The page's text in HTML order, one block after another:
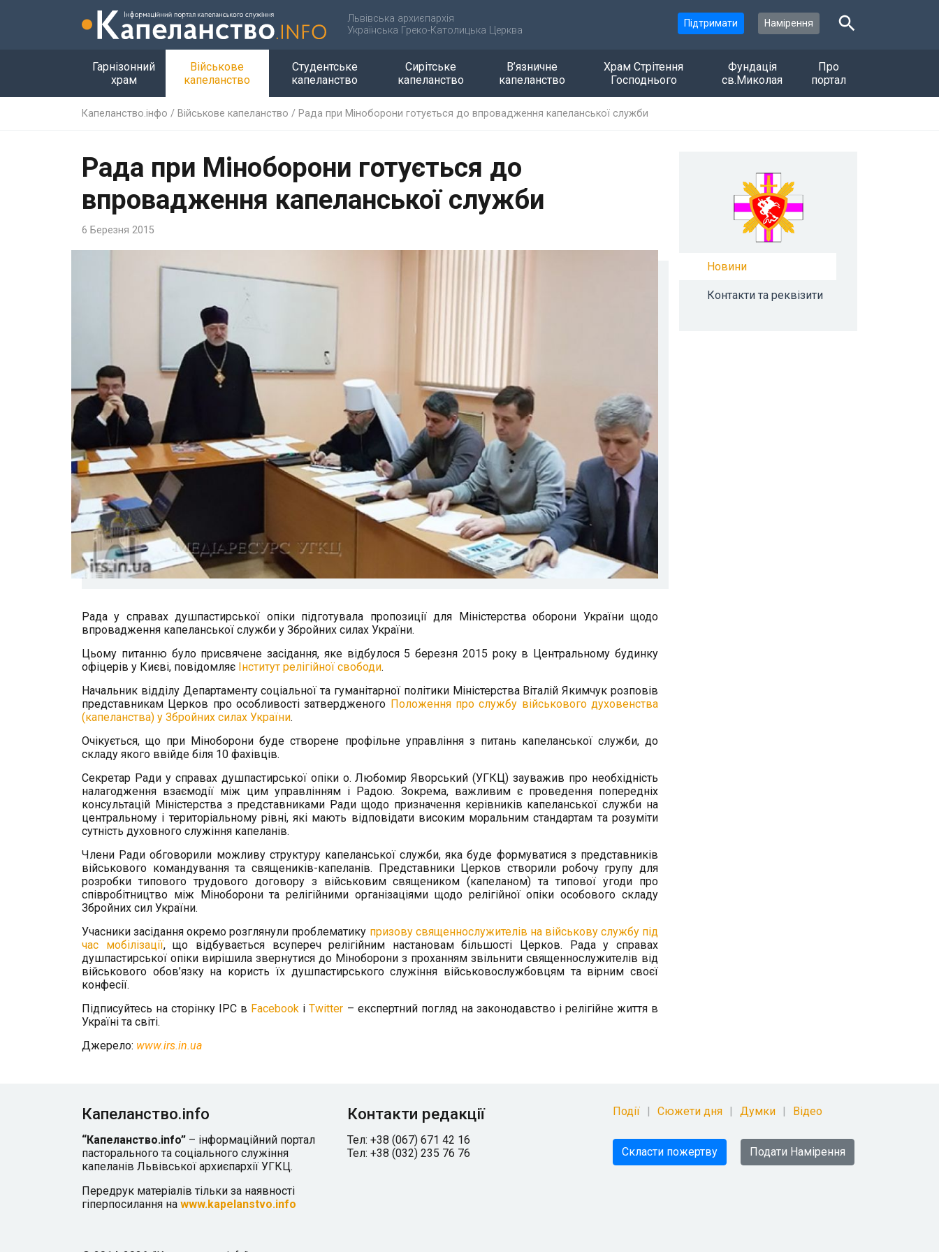
Львівська архиєпархія
Українська Греко-Католицька Церква
Підтримати Намірення
Гарнізонний
храм
Військове
капеланство
Студентське
капеланство
Сирітське
капеланство
В’язничне
капеланство
Храм Стрітення
Господнього
Фундація
св.Миколая
Про
портал
Капеланство.інфо / Військове капеланство / Рада при Міноборони готується до впровадження капеланської служби
Рада при Міноборони готується до
впровадження капеланської служби
6 Березня 2015
Рада у справах душпастирської опіки підготувала пропозиції для Міністерства оборони України щодо
впровадження капеланської служби у Збройних cилах України.
Цьому питанню було присвячене засідання, яке відбулося 5 березня 2015 року в Центральному будинку
офіцерів у Києві, повідомляє Інститут релігійної свободи.
Начальник відділу Департаменту соціальної та гуманітарної політики Міністерства Віталій Якимчук розповів
представникам Церков про особливості затвердженого Положення про службу військового духовенства
(капеланства) у Збройних силах України.
Очікується, що при Міноборони буде створене профільне управління з питань капеланської служби, до
складу якого ввійде біля 10 фахівців.
Секретар Ради у справах душпастирської опіки о. Любомир Яворський (УГКЦ) зауважив про необхідність
налагодження взаємодії між цим управлінням і Радою. Зокрема, важливим є проведення попередніх
консультацій Міністерства з представниками Ради щодо призначення керівників капеланської служби на
центральному і територіальному рівні, які мають відповідати високим моральним стандартам та розуміти
сутність духовного служіння капеланів.
Члени Ради обговорили можливу структуру капеланської служби, яка буде формуватися з представників
військового командування та священиків-капеланів. Представники Церков створили робочу групу для
розробки типового трудового договору з військовим священиком (капеланом) та типової угоди про
співробітництво між Міноборони та релігійними організаціями щодо релігійної опіки особового складу
Збройних сил України.
Учасники засідання окремо розглянули проблематику призову священнослужителів на військову службу під
час мобілізації, що відбувається всупереч релігійним настановам більшості Церков. Рада у справах
душпастирської опіки вирішила звернутися до Міноборони з проханням звільнити священнослужителів від
військового обов’язку на користь їх душпастирського служіння військовослужбовцям та вірним своєї
конфесії.
Підписуйтесь на сторінку ІРС в Facebook іTwitter – експертний погляд на законодавство і релігійне життя в
Україні та світі.
Джерело: www.irs.in.ua
Новини
Контакти та реквізити
Капеланство.info
“Капеланство.info” – інформаційний портал
пасторального та соціального служіння
капеланів Львівської архиєпархії УГКЦ.
Передрук матеріалів тільки за наявності
гіперпосилання на www.kapelanstvo.info
Контакти редакції
Тел: +38 (067) 671 42 16
Тел: +38 (032) 235 76 76
Події Сюжети дня Думки Відео
Скласти пожертву Подати Намірення